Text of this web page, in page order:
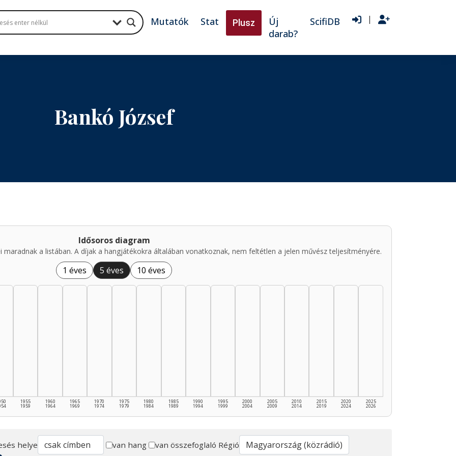
Mutatók Stat Plusz
Új
darab?
ScifiDB |
Bankó József
Idősoros diagram
a listában. A díjak a hangjátékokra általában vonatkoznak, nem feltétlen a jelen művész teljesítményére.
1 éves 5 éves 10 éves
1955
1959
1960
1964
1965
1969
1970
1974
1975
1979
1980
1984
1985
1989
1990
1994
1995
1999
2000
2004
2005
2009
2010
2014
2015
2019
2020
2024
2025
2026
helye van hang van összefoglaló Régió